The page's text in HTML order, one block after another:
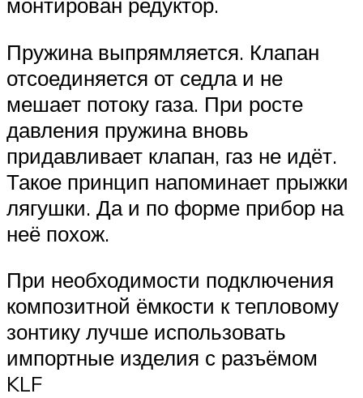
Пружина выпрямляется. Клапан
отсоединяется от седла и не
мешает потоку газа. При росте
давления пружина вновь
придавливает клапан, газ не идёт.
Такое принцип напоминает прыжки
лягушки. Да и по форме прибор на
неё похож.
При необходимости подключения
композитной ёмкости к тепловому
зонтику лучше использовать
импортные изделия с разъёмом
KLF